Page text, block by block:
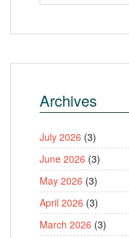
Archives
July 2026 (3)
June 2026 (3)
May 2026 (3)
April 2026 (3)
March 2026 (3)